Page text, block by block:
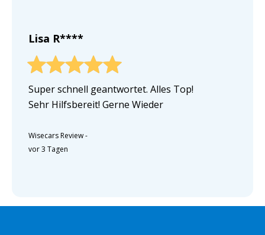
Lisa R****
Super schnell geantwortet. Alles Top!
Sehr Hilfsbereit! Gerne Wieder
Wisecars Review-
vor 3 Tagen